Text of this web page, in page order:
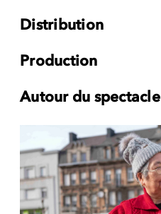
Distribution
Production
Autour du spectacle